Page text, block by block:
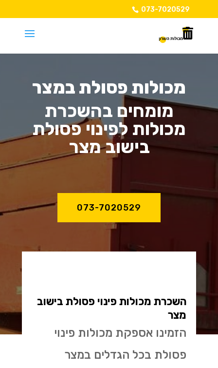
073-7020529
מכולות פסולת במצר
מומחים בהשכרת
מכולות לפינוי פסולת
בישוב מצר
073-7020529
השכרת מכולות פינוי פסולת בישוב
מצר
הזמינו אספקת מכולות פינוי
פסולת בכל הגדלים במצר